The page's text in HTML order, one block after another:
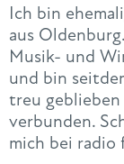
Ich bin
aus
Musik- und
und bin
treu
verbunden.
mich bei radio